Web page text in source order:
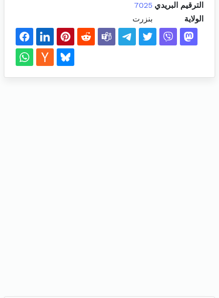
الترقيم البريدي 7025
الولاية
بنزرت